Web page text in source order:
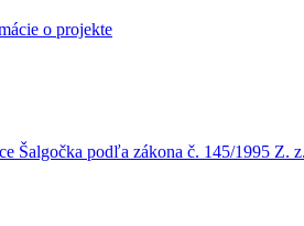
Šalgočka podľa zákona č. 145/1995 Z.